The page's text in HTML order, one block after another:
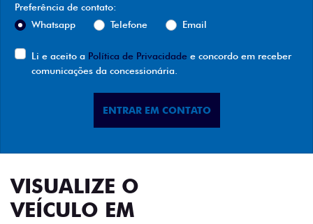
Preferência de contato:
Whatsapp
Telefone Email
Li e aceito a Política de Privacidade e concordo em receber
comunicações da concessionária.
ENTRAR EM CONTATO
VISUALIZE O
VEÍCULO EM